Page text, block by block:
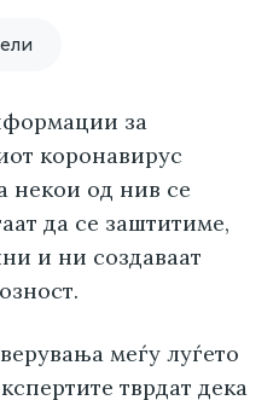
за
коронавирус
некои од нив се
да се заштитиме,
и ни создаваат
меѓу луѓето
тврдат дека